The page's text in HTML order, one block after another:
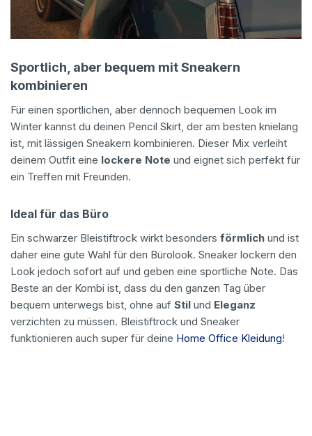
Sportlich, aber bequem mit Sneakern
kombinieren
Für einen sportlichen, aber dennoch bequemen Look im
Winter kannst du deinen Pencil Skirt, der am besten knielang
ist, mit lässigen Sneakern kombinieren. Dieser Mix verleiht
deinem Outfit eine lockere Note und eignet sich perfekt für
ein Treffen mit Freunden.
Ideal für das Büro
Ein schwarzer Bleistiftrock wirkt besonders förmlich und ist
daher eine gute Wahl für den Bürolook. Sneaker lockern den
Look jedoch sofort auf und geben eine sportliche Note. Das
Beste an der Kombi ist, dass du den ganzen Tag über
bequem unterwegs bist, ohne auf Stil und Eleganz
verzichten zu müssen. Bleistiftrock und Sneaker
funktionieren auch super für deine Home Office Kleidung!